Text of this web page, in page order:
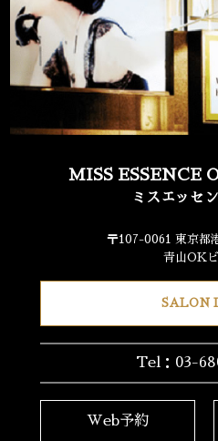
MISS ESSENCE
ミスエッセ
〒107-0061 東京都
青山OK
SALON
Tel：03-
Web予約